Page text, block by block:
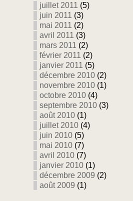
juillet 2011 (5)
juin 2011 (3)
mai 2011 (2)
avril 2011 (3)
mars 2011 (2)
février 2011 (2)
janvier 2011 (5)
décembre 2010 (2)
novembre 2010 (1)
octobre 2010 (4)
septembre 2010 (3)
août 2010 (1)
juillet 2010 (4)
juin 2010 (5)
mai 2010 (7)
avril 2010 (7)
janvier 2010 (1)
décembre 2009 (2)
août 2009 (1)